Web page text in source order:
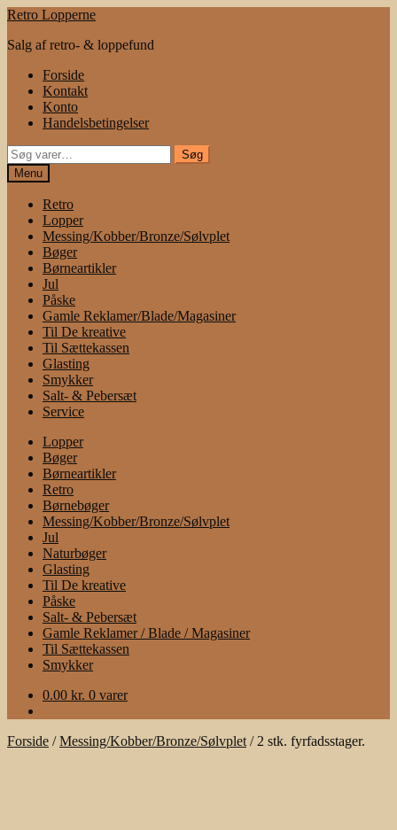
Spring
navigation
Spring
indhold
Retro Lopperne
Salg af retro- & loppefund
Forside
Kontakt
Konto
Handelsbetingelser
Søg
efter:
Søg
Menu
Retro
Lopper
Messing/Kobber/Bronze/Sølvplet
Bøger
Børneartikler
Jul
Påske
Gamle Reklamer/Blade/Magasiner
Til De kreative
Til Sættekassen
Glasting
Smykker
Salt- & Pebersæt
Service
Lopper
Bøger
Børneartikler
Retro
Børnebøger
Messing/Kobber/Bronze/Sølvplet
Jul
Naturbøger
Glasting
Til De kreative
Påske
Salt- & Pebersæt
Gamle Reklamer / Blade / Magasiner
Til Sættekassen
Smykker
0.00 kr. 0 varer
Forside /Messing/Kobber/Bronze/Sølvplet / 2 stk. fyrfadsstager.